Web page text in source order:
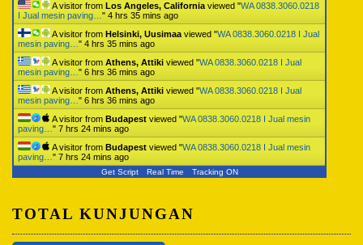
A visitor from Los Angeles, California viewed "WA 0838.3060.0218
I Jual mesin paving… " 4 hrs 35 mins ago
A visitor from Helsinki, Uusimaa viewed "WA 0838.3060.0218 I Jual
mesin paving… " 4 hrs 35 mins ago
A visitor from Athens, Attiki viewed "WA 0838.3060.0218 I Jual
mesin paving… " 6 hrs 36 mins ago
A visitor from Athens, Attiki viewed "WA 0838.3060.0218 I Jual
mesin paving… " 6 hrs 36 mins ago
A visitor from Budapest viewed "WA 0838.3060.0218 I Jual mesin
paving… " 7 hrs 24 mins ago
A visitor from Budapest viewed "WA 0838.3060.0218 I Jual mesin
paving… " 7 hrs 24 mins ago
Get Script Real Time Tracking ON
TOTAL KUNJUNGAN